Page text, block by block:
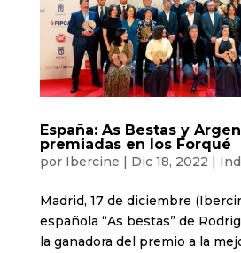
España: As Bestas y
premiadas en los Forqué
por Ibercine Dic 18, 2022
Madrid, 17 de diciembre
española “As bestas” de
la ganadora del premio a la